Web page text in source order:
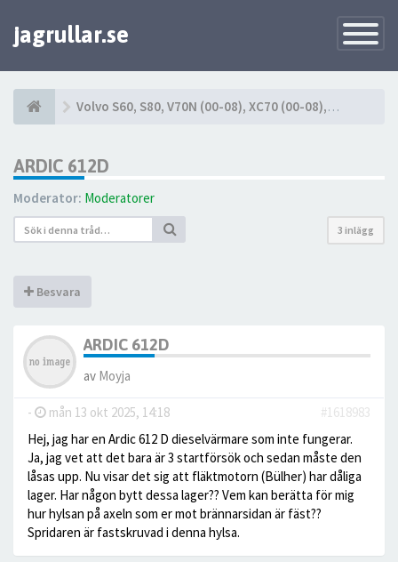
Toggle
jagrullar.se
Volvo S60, S80, V70N (00-08), XC70 (00-08), XC90 (03-14)
ARDIC 612D
Moderator: Moderatorer
3 inlägg
Besvara
ARDIC 612D
av Moyja
- mån 13 okt 2025, 14:18
#1618983
Hej, jag har en Ardic 612 D dieselvärmare som inte fungerar.
Ja, jag vet att det bara är 3 startförsök och sedan måste den
låsas upp. Nu visar det sig att fläktmotorn (Bülher) har dåliga
lager. Har någon bytt dessa lager?? Vem kan berätta för mig
hur hylsan på axeln som er mot brännarsidan är fäst??
Spridaren är fastskruvad i denna hylsa.